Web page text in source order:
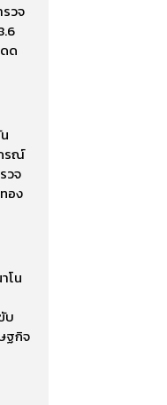
วจ
ด
รณ์
วจ
อง
โน
บ
ฐกิจ